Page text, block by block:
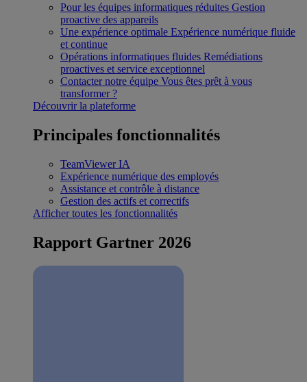
Pour les équipes informatiques réduites Gestion
proactive des appareils
Une expérience optimale Expérience numérique fluide
et continue
Opérations informatiques fluides Remédiations
proactives et service exceptionnel
Contacter notre équipe Vous êtes prêt à vous
transformer ?
Découvrir la plateforme
Principales fonctionnalités
TeamViewer IA
Expérience numérique des employés
Assistance et contrôle à distance
Gestion des actifs et correctifs
Afficher toutes les fonctionnalités
Rapport Gartner 2026